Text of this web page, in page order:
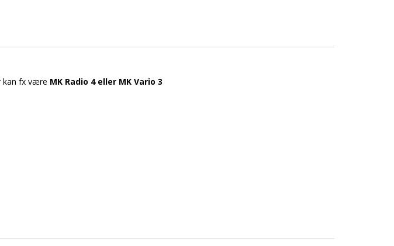
kan fx være MK Radio 4 eller MK Vario 3